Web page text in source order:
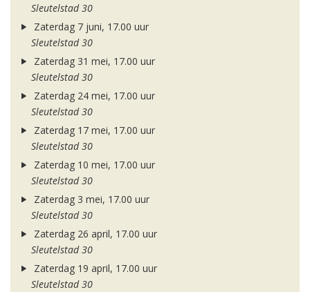
Sleutelstad 30
Zaterdag 7 juni, 17.00 uur
Sleutelstad 30
Zaterdag 31 mei, 17.00 uur
Sleutelstad 30
Zaterdag 24 mei, 17.00 uur
Sleutelstad 30
Zaterdag 17 mei, 17.00 uur
Sleutelstad 30
Zaterdag 10 mei, 17.00 uur
Sleutelstad 30
Zaterdag 3 mei, 17.00 uur
Sleutelstad 30
Zaterdag 26 april, 17.00 uur
Sleutelstad 30
Zaterdag 19 april, 17.00 uur
Sleutelstad 30